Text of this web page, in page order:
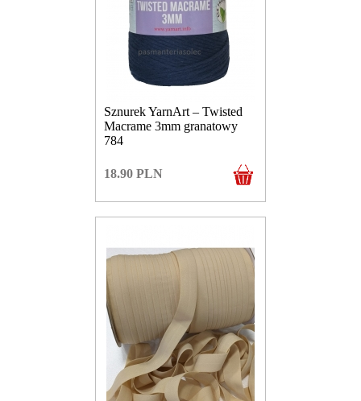
Sznurek YarnArt – Twisted
Macrame 3mm granatowy
784
18.90 PLN